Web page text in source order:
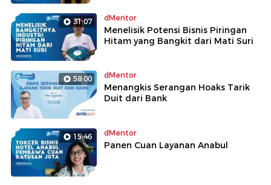
31:07 dMentor
Menelisik Potensi Bisnis Piringan
Hitam yang Bangkit dari Mati Suri
58:00 dMentor
Menangkis Serangan Hoaks Tarik
Duit dari Bank
15:46 dMentor
Panen Cuan Layanan Anabul